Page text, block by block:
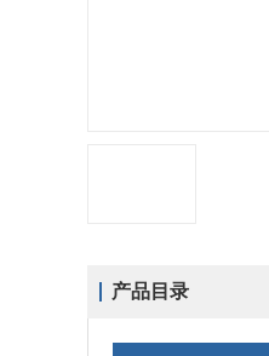
产品目录